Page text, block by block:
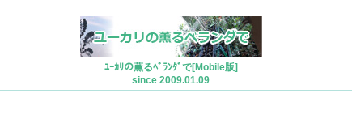
ﾕｰｶﾘの薫るﾍﾞﾗﾝﾀﾞで[Mobile版]
since 2009.01.09